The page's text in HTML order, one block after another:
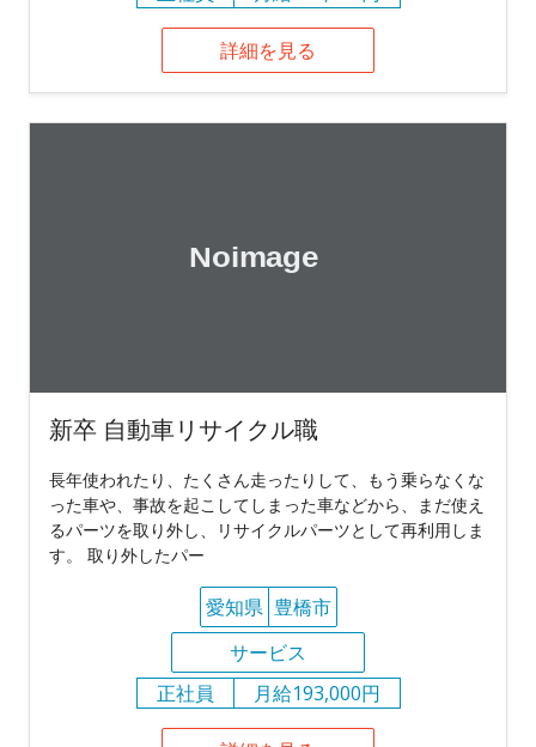
詳細を見る
新卒 自動車リサイクル職
長年使われたり、たくさん走ったりして、もう乗らなくな
った車や、事故を起こしてしまった車などから、まだ使え
るパーツを取り外し、リサイクルパーツとして再利用しま
す。 取り外したパー
愛知県 豊橋市
サービス
正社員
月給193,000円